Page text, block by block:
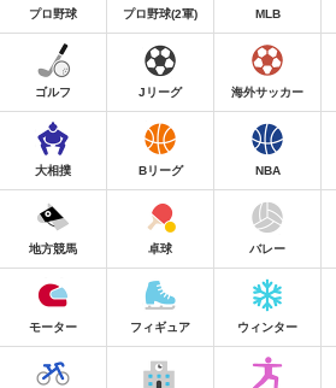
プロ野球 プロ野球(2軍) MLB
ゴルフ Jリーグ 海外サッカー
大相撲 Bリーグ NBA
地方競馬 卓球 バレー
モーター フィギュア ウィンター